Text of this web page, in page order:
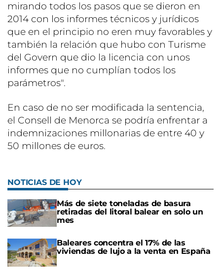
mirando todos los pasos que se dieron en
2014 con los informes técnicos y jurídicos
que en el principio no eren muy favorables y
también la relación que hubo con Turisme
del Govern que dio la licencia con unos
informes que no cumplían todos los
parámetros".
En caso de no ser modificada la sentencia,
el Consell de Menorca se podría enfrentar a
indemnizaciones millonarias de entre 40 y
50 millones de euros.
NOTICIAS DE HOY
Más de siete toneladas de basura
retiradas del litoral balear en solo un
mes
Baleares concentra el 17% de las
viviendas de lujo a la venta en España